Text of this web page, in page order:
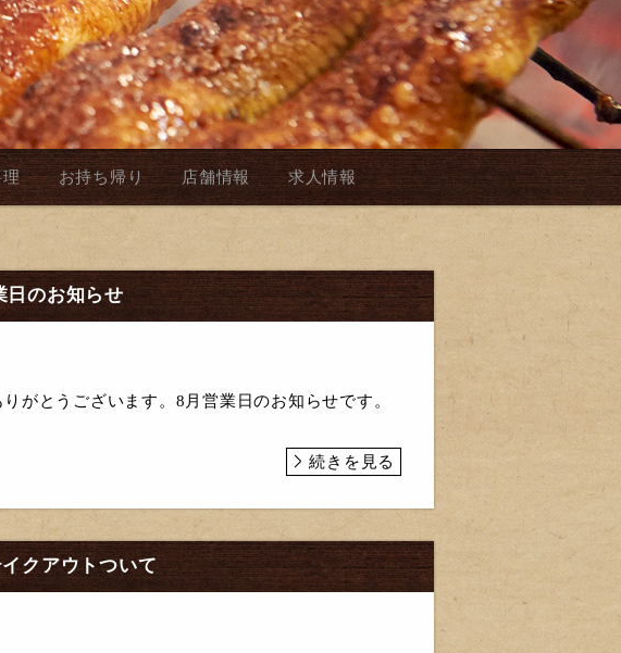
理 お持ち帰り 店舗情報 求人情報
日のお知らせ
がとうございます。8月営業日のお知らせです。
続きを見る
クアウトついて